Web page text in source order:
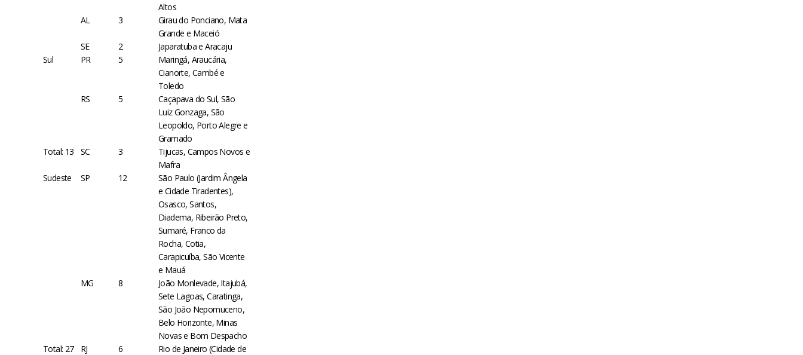
Altos
AL
3
Girau do Ponciano, Mata
Grande e Maceió
SE
2
Japaratuba e Aracaju
Sul
PR 5
Maringá, Araucária,
Cianorte, Cambé e
Toledo
RS
5
Caçapava do Sul, São
Luiz Gonzaga, São
Leopoldo, Porto Alegre e
Gramado
Total: 13
SC 3
Tijucas, Campos Novos e
Mafra
Sudeste
SP 12
São Paulo (Jardim Ângela
e Cidade Tiradentes),
Osasco, Santos,
Diadema, Ribeirão Preto,
Sumaré, Franco da
Rocha, Cotia,
Carapicuíba, São Vicente
e Mauá
MG
8
João Monlevade, Itajubá,
Sete Lagoas, Caratinga,
São João Nepomuceno,
Belo Horizonte, Minas
Novas e Bom Despacho
Total: 27
RJ 6
Rio de Janeiro (Cidade de